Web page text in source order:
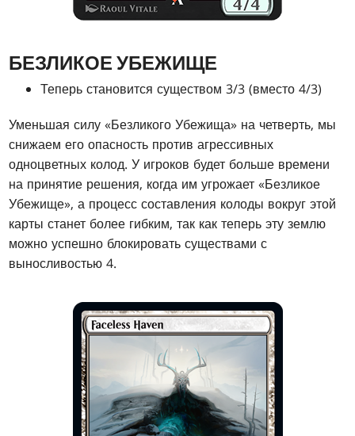
БЕЗЛИКОЕ УБЕЖИЩЕ
Теперь становится существом 3/3 (вместо 4/3)
Уменьшая силу «Безликого Убежища» на четверть, мы
снижаем его опасность против агрессивных
одноцветных колод. У игроков будет больше времени
на принятие решения, когда им угрожает «Безликое
Убежище», а процесс составления колоды вокруг этой
карты станет более гибким, так как теперь эту землю
можно успешно блокировать существами с
выносливостью 4.